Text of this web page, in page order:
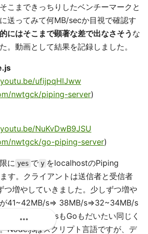
--data-binary @-
ス比較 - Go言語との比較
TypeScript/Node.jsです。そこで、
Serverを実装して転送速度の比
にかかる時間は大きく差があればある
・ダウンロードともにユーザー体験が
べました。比較対象としてGoを選ん
あったのと、ネイティブな実行形式
クリプト言語のJavaScriptでどれだ
かったからです。
こまできっちりしたベンチーマークと
に送ってみて何MB/secか目視で確認す
more_horiz